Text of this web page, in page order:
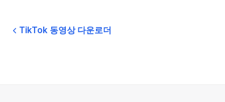
TikTok 동영상 다운로더